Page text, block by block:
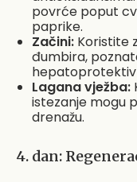
povrće poput
paprike.
Začini: Koristite
đumbira,
Lagana vježba:
istezanje mogu
drenažu.
4. dan: